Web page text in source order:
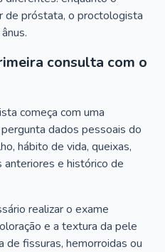
de próstata, o proctologista
consulta com o
começa com uma
dados pessoais do
hábito de vida, queixas,
anteriores e histórico de
realizar o exame
e a textura da pele
de fissuras, hemorroidas ou